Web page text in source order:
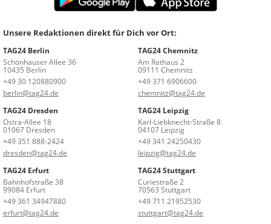
Unsere Redaktionen direkt für Dich vor Ort:
TAG24 Berlin
Schönhauser Allee 36
10435 Berlin
+49 30 120880900
berlin@tag24.de
TAG24 Chemnitz
Am Rathaus 2
09111 Chemnitz
+49 371 6906600
chemnitz@tag24.de
TAG24 Dresden
Ostra-Allee 18
01067 Dresden
+49 351 888-2424
dresden@tag24.de
TAG24 Leipzig
Karl-Liebknecht-Straße 8
04107 Leipzig
+49 341 24250430
leipzig@tag24.de
TAG24 Erfurt
Bahnhofstraße 38
99084 Erfurt
+49 361 34947880
erfurt@tag24.de
TAG24 Stuttgart
Curiestraße 2
70563 Stuttgart
+49 711 21952530
stuttgart@tag24.de